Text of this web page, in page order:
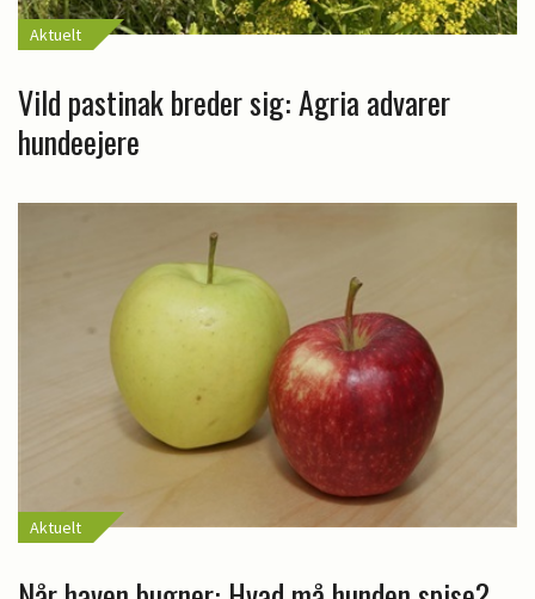
Aktuelt
Vild pastinak breder sig: Agria advarer
hundeejere
Aktuelt